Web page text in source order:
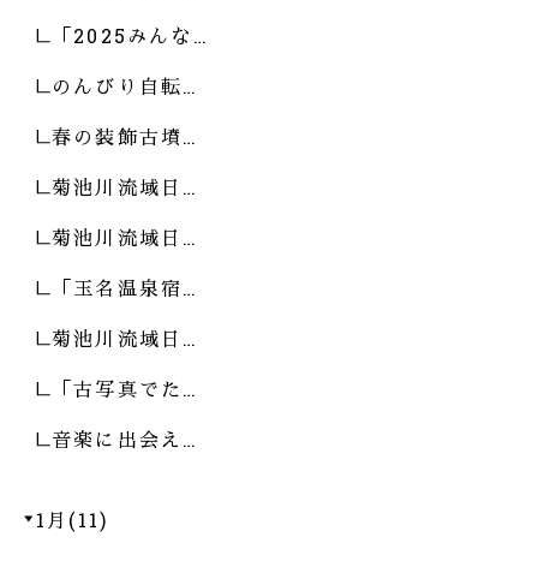
「2025みんな…
のんびり自転…
春の装飾古墳…
菊池川流域日…
菊池川流域日…
「玉名温泉宿…
菊池川流域日…
「古写真でた…
音楽に出会え…
1月(11)